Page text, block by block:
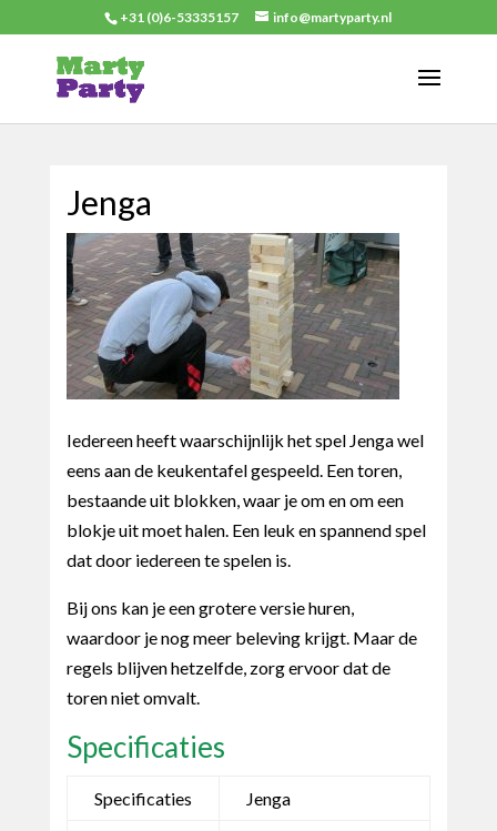
+31 (0)6-53335157 info@martyparty.nl
Jenga
Iedereen heeft waarschijnlijk het spel Jenga wel
eens aan de keukentafel gespeeld. Een toren,
bestaande uit blokken, waar je om en om een
blokje uit moet halen. Een leuk en spannend spel
dat door iedereen te spelen is.
Bij ons kan je een grotere versie huren,
waardoor je nog meer beleving krijgt. Maar de
regels blijven hetzelfde, zorg ervoor dat de
toren niet omvalt.
Specificaties
Specificaties Jenga